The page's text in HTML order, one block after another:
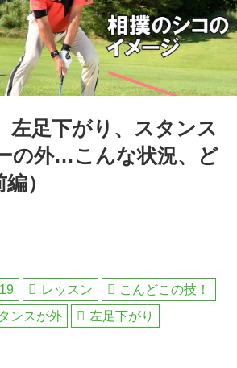
左足下がり、スタンス
の外…こんな状況、ど
）
レッスン
こんどこの技！
ンスが外
左足下がり